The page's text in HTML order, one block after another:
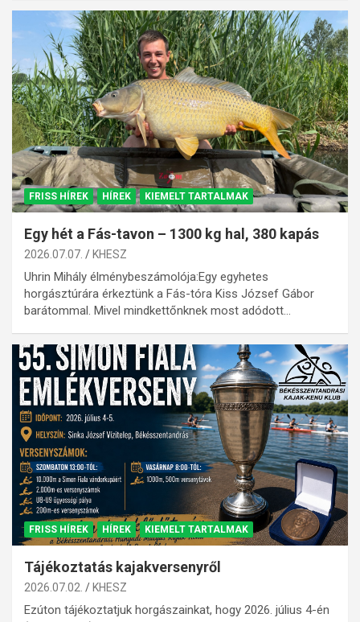
FRISS HÍREK HÍREK KIEMELT TARTALMAK
Egy hét a Fás-tavon – 1300 kg hal, 380 kapás
2026.07.07. KHESZ
Uhrin Mihály élménybeszámolója:Egy egyhetes
horgásztúrára érkeztünk a Fás-tóra Kiss József Gábor
barátommal. Mivel mindkettőnknek most adódott…
FRISS HÍREK HÍREK KIEMELT TARTALMAK
Tájékoztatás kajakversenyről
2026.07.02. KHESZ
Ezúton tájékoztatjuk horgászainkat, hogy 2026. július 4-én